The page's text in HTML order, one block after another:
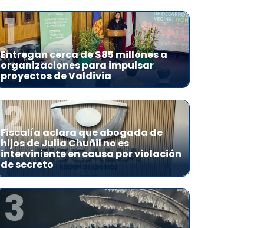
1
Entregan cerca de $85 millones a
organizaciones para impulsar
proyectos de Valdivia
2
Fiscalía aclara que abogada de
hijos de Julia Chuñil no es
interviniente en causa por violación
de secreto
3